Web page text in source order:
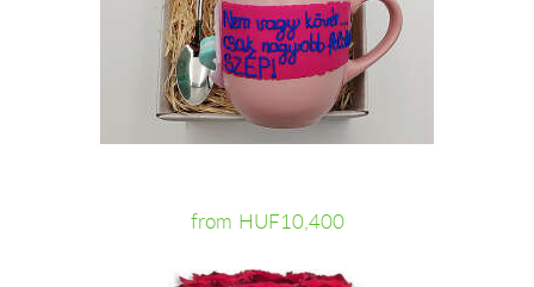
from HUF10,400